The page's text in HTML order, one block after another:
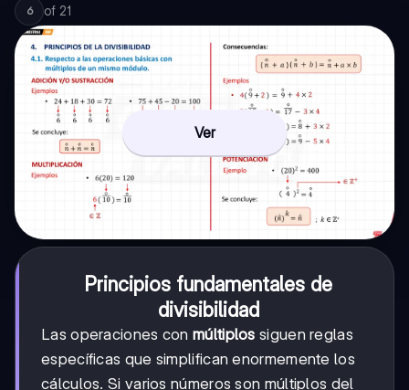
6 of 21
Ver
Principios fundamentales de
divisibilidad
Las operaciones con múltiplos siguen reglas
específicas que simplifican enormemente los
cálculos. Si varios números son múltiplos del